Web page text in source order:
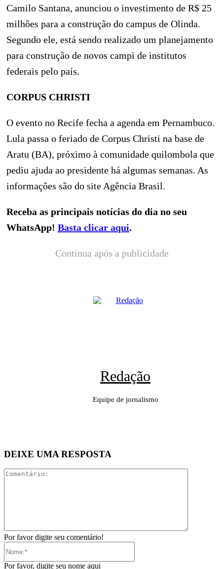
Camilo Santana, anunciou o investimento de R$ 25
milhões para a construção do campus de Olinda.
Segundo ele, está sendo realizado um planejamento
para construção de novos campi de institutos
federais pelo país.
CORPUS CHRISTI
O evento no Recife fecha a agenda em Pernambuco.
Lula passa o feriado de Corpus Christi na base de
Aratu (BA), próximo à comunidade quilombola que
pediu ajuda ao presidente há algumas semanas. As
informações são do site Agência Brasil.
Receba as principais notícias do dia no seu
WhatsApp! Basta clicar aqui.
Continua após a publicidade
Redação
Equipe de jornalismo
DEIXE UMA RESPOSTA
Por favor digite seu comentário!
Por favor, digite seu nome aqui